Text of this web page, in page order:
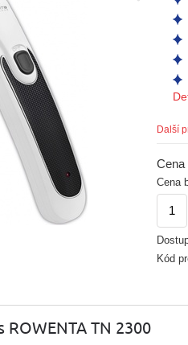
Další
Cena
Cena
Kód
TN 2300